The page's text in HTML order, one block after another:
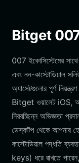
Bitget 007
007 ইকোসিস্টেমের
এবং নন-কাস্টোডিয়াল
অ্যাসেটগুলোর পূর্ণ
Bitget ওয়ালেট iOS,
নিরবচ্ছিন্ন অভিজ্ঞতা
ডেস্কটপ থেকে আপনার
কাস্টোডিয়াল পদ্ধতি
keys) ধরে রাখতে